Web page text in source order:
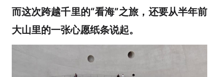
而这次跨越千里的“看海”之旅，还要从半年前
大山里的一张心愿纸条说起。